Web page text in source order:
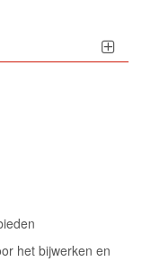
het bijwerken en